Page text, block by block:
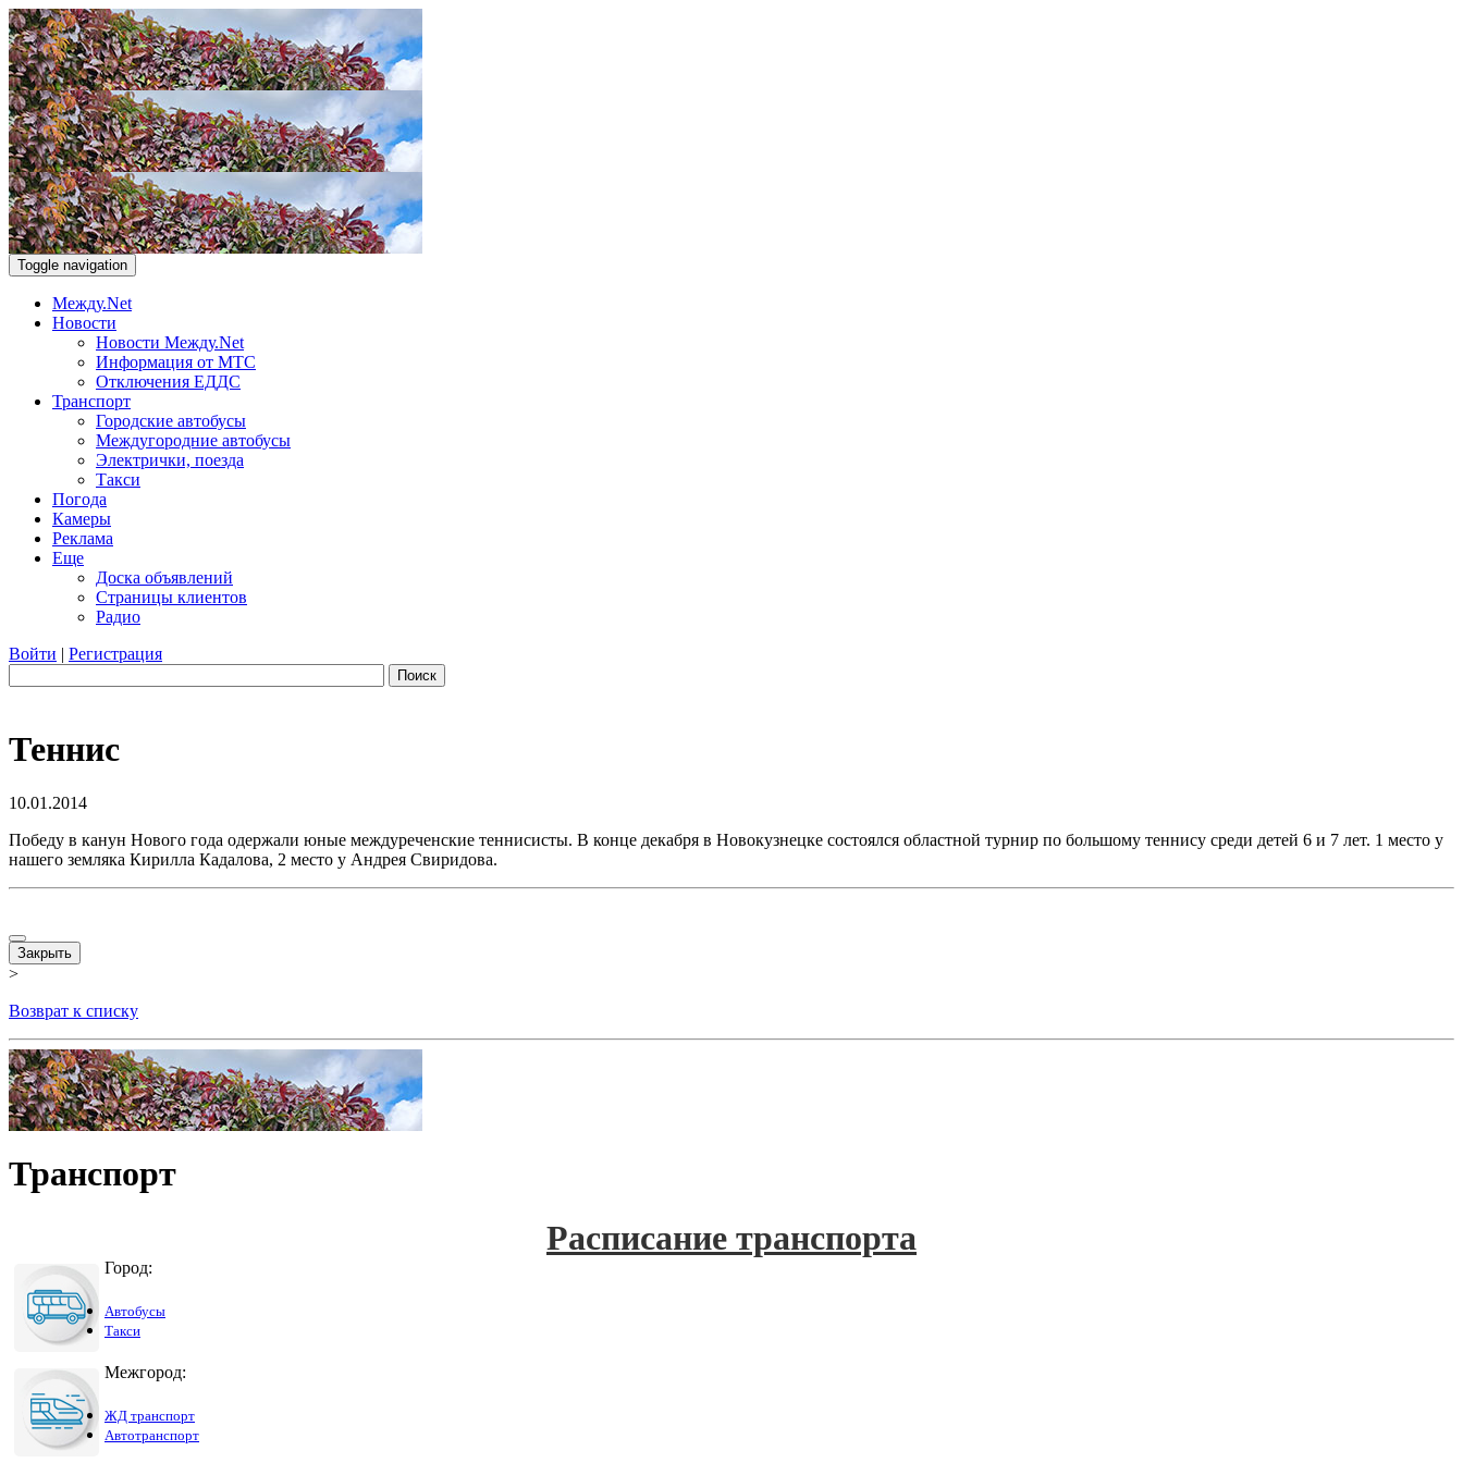
Toggle navigation
Между.Net
Новости
Новости Между.Net
Информация от МТС
Отключения ЕДДС
Транспорт
Городские автобусы
Междугородние автобусы
Электрички, поезда
Такси
Погода
Камеры
Реклама
Еще
Доска объявлений
Страницы клиентов
Радио
Войти | Регистрация
Поиск
Теннис
10.01.2014
Победу в канун Нового года одержали юные междуреченские теннисисты. В конце декабря в Новокузнецке состоялся областной турнир по большому теннису среди детей 6 и 7 лет. 1 место у
нашего земляка Кирилла Кадалова, 2 место у Андрея Свиридова.
Закрыть
>
Возврат к списку
Транспорт
Расписание транспорта
Город:
Автобусы
Такси
Межгород:
ЖД транспорт
Автотранспорт